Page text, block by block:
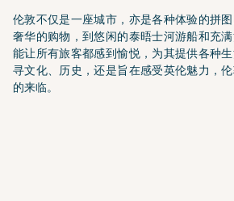
伦敦不仅是一座城市，亦是各种体验的拼
奢华的购物，到悠闲的泰晤士河游船和充
能让所有旅客都感到愉悦，为其提供各种
寻文化、历史，还是旨在感受英伦魅力，
的来临。